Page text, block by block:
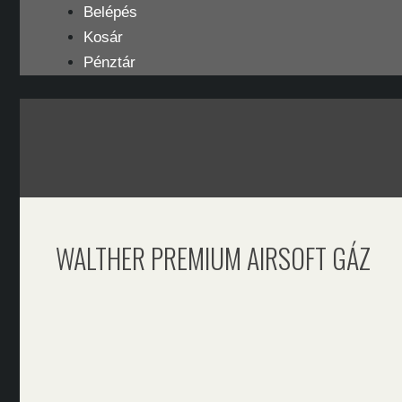
tartalomba
Belépés
Kosár
Pénztár
WALTHER PREMIUM AIRSOFT GÁZ